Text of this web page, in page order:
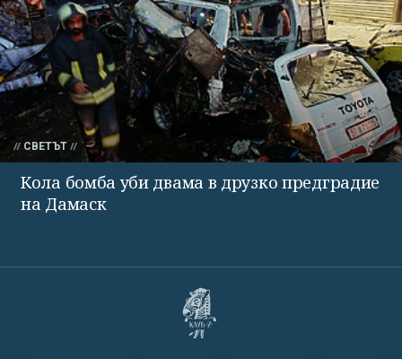
СВЕТЪТ
Кола бомба уби двама в друзко предградие
на Дамаск